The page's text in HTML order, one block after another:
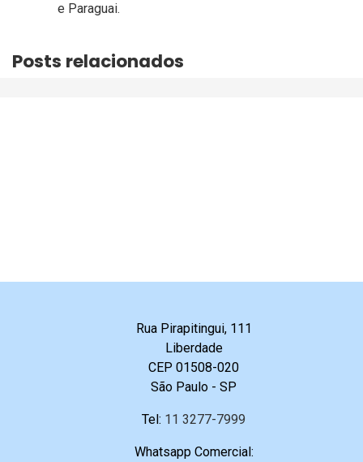
e Paraguai.
Posts relacionados
Rua Pirapitingui, 111
Liberdade
CEP 01508-020
São Paulo - SP
Tel: 11 3277-7999
Whatsapp Comercial: